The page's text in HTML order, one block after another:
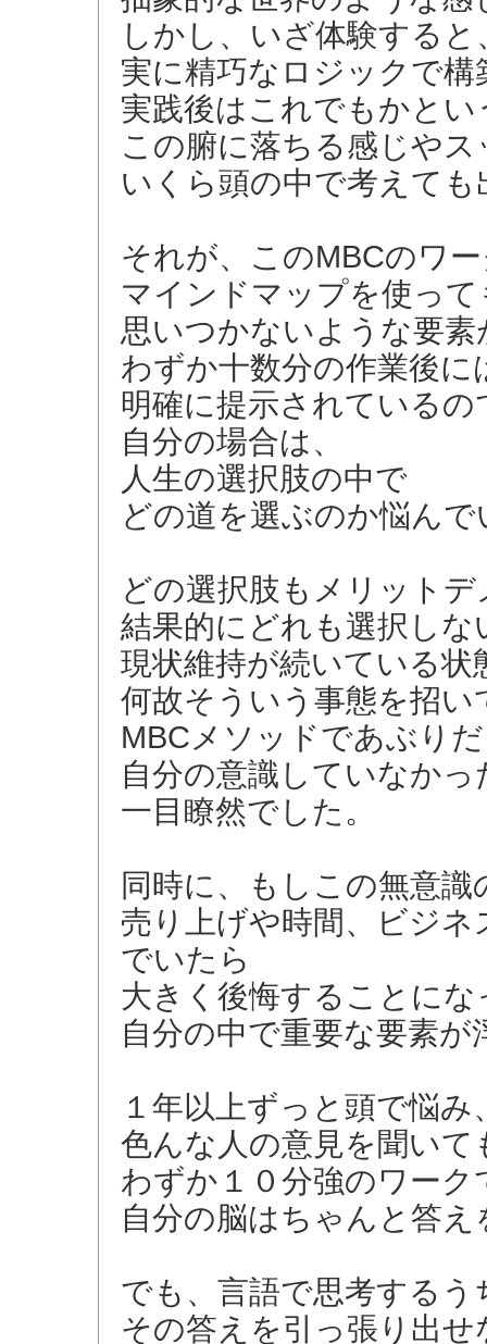
しかし、いざ体験すると
実に精巧なロジックで
実践後はこれでもかと
この腑に落ちる感じや
いくら頭の中で考えて
それが、このMBCのワ
マインドマップを使って
思いつかないような要
わずか十数分の作業後
明確に提示されているの
自分の場合は、
人生の選択肢の中で
どの道を選ぶのか悩ん
どの選択肢もメリット
結果的にどれも選択しな
現状維持が続いている状
何故そういう事態を招い
MBCメソッドであぶり
自分の意識していなか
一目瞭然でした。
同時に、もしこの無意
売り上げや時間、ビジ
でいたら
大きく後悔することに
自分の中で重要な要素
１年以上ずっと頭で悩み
色んな人の意見を聞い
わずか１０分強のワーク
自分の脳はちゃんと答
でも、言語で思考するう
その答えを引っ張り出せ